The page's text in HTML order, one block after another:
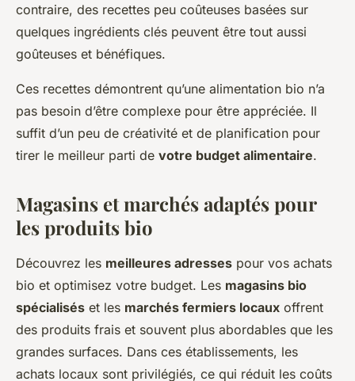
contraire, des recettes peu coûteuses basées sur
quelques ingrédients clés peuvent être tout aussi
goûteuses et bénéfiques.
Ces recettes démontrent qu’une alimentation bio n’a
pas besoin d’être complexe pour être appréciée. Il
suffit d’un peu de créativité et de planification pour
tirer le meilleur parti de votre budget alimentaire.
Magasins et marchés adaptés pour
les produits bio
Découvrez les meilleures adresses pour vos achats
bio et optimisez votre budget. Les magasins bio
spécialisés et les marchés fermiers locaux offrent
des produits frais et souvent plus abordables que les
grandes surfaces. Dans ces établissements, les
achats locaux sont privilégiés, ce qui réduit les coûts